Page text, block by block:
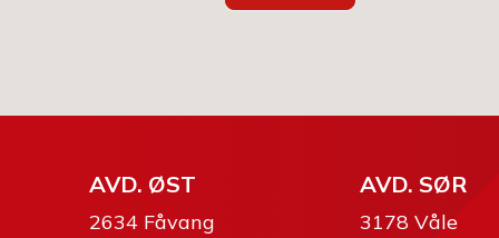
AVD. ØST
2634 Fåvang
AVD. SØR
3178 Våle